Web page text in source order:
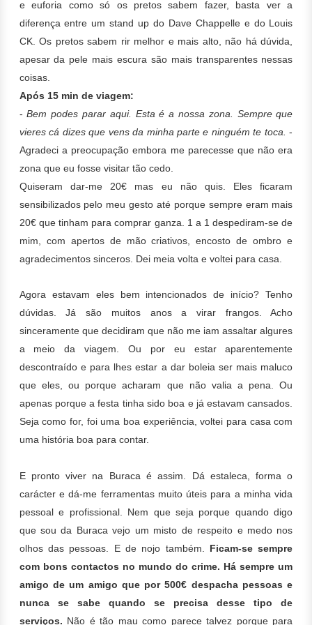
e euforia como só os pretos sabem fazer, basta ver a
diferença entre um stand up do Dave Chappelle e do Louis
CK. Os pretos sabem rir melhor e mais alto, não há dúvida,
apesar da pele mais escura são mais transparentes nessas
coisas.
Após 15 min de viagem:
-Bem podes parar aqui. Esta é a nossa zona. Sempre que
vieres cá dizes que vens da minha parte e ninguém te toca. -
Agradeci a preocupação embora me parecesse que não era
zona que eu fosse visitar tão cedo.
Quiseram dar-me 20€ mas eu não quis. Eles ficaram
sensibilizados pelo meu gesto até porque sempre eram mais
20€ que tinham para comprar ganza. 1 a 1 despediram-se de
mim, com apertos de mão criativos, encosto de ombro e
agradecimentos sinceros. Dei meia volta e voltei para casa.
Agora estavam eles bem intencionados de início? Tenho
dúvidas. Já são muitos anos a virar frangos. Acho
sinceramente que decidiram que não me iam assaltar algures
a meio da viagem. Ou por eu estar aparentemente
descontraído e para lhes estar a dar boleia ser mais maluco
que eles, ou porque acharam que não valia a pena. Ou
apenas porque a festa tinha sido boa e já estavam cansados.
Seja como for, foi uma boa experiência,voltei para casa com
uma história boa para contar.
E pronto viver na Buraca é assim. Dá estaleca, forma o
carácter e dá-me ferramentas muito úteis para a minha vida
pessoal e profissional. Nem que seja porque quando digo
que sou da Buraca vejo um misto de respeito e medo nos
olhos das pessoas. E de nojo também. Ficam-se sempre
com bons contactos no mundo do crime. Há sempre um
amigo de um amigo que por 500€ despacha pessoas e
nunca se sabe quando se precisa desse tipo de
serviços. Não é tão mau como parece talvez porque para